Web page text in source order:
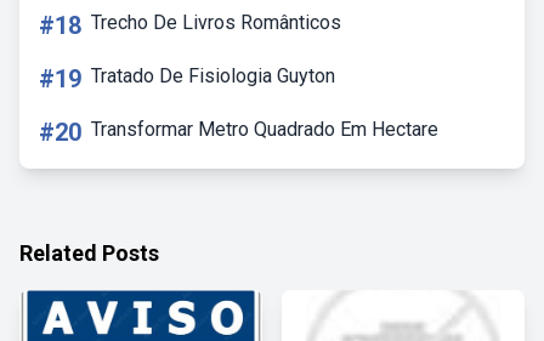
#18 Trecho De Livros Românticos
#19 Tratado De Fisiologia Guyton
#20 Transformar Metro Quadrado Em Hectare
Related Posts